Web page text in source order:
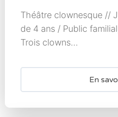
Théâtre clownesque //
de 4 ans / Public
Trois clowns...
En